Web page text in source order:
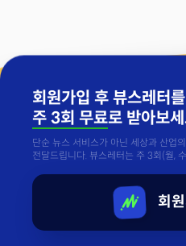
회원가입 후 뷰스레터를
주 3회 무료로 받아보
단순 뉴스 서비스가 아닌 세상과 산업
전달드립니다. 뷰스레터는 주 3회(월,
회